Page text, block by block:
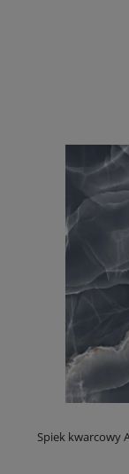
Spiek kwarcowy